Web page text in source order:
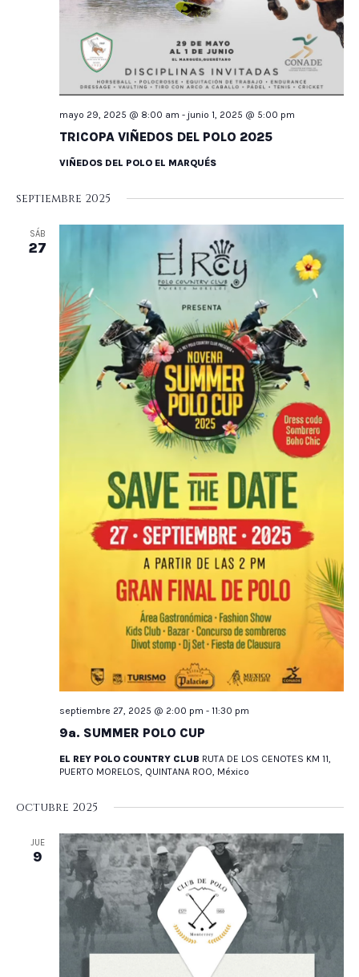
TRICOPA VIÑEDOS DEL POLO 2025
mayo 29, 2025 @ 8:00 am - junio 1, 2025 @ 5:00 pm
VIÑEDOS DEL POLO EL MARQUÉS
septiembre 2025
SÁB
27
9a. SUMMER POLO CUP
septiembre 27, 2025 @ 2:00 pm - 11:30 pm
EL REY POLO COUNTRY CLUB RUTA DE LOS CENOTES KM 11,
PUERTO MORELOS, QUINTANA ROO, México
octubre 2025
JUE
9